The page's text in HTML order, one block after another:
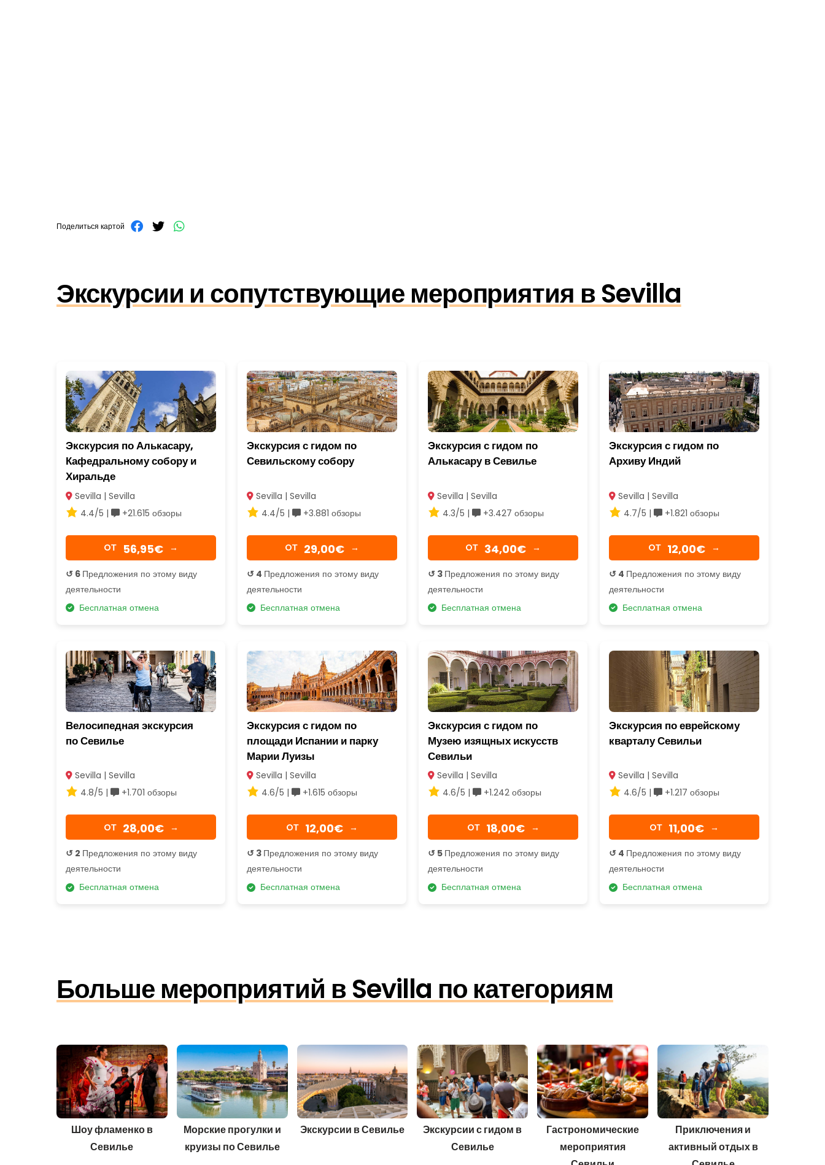
Поделиться картой
Экскурсии и сопутствующие мероприятия в Sevilla
Экскурсия по Алькасару,
Кафедральному собору и
Хиральде
Sevilla | Sevilla
4.4/5 |
+21.615 обзоры
OТ 56,95€ →
↺ 6 Предложения по этому виду
деятельности
Бесплатная отмена
Экскурсия с гидом по
Севильскому собору
Sevilla | Sevilla
4.4/5 |
+3.881 обзоры
OТ 29,00€ →
↺ 4 Предложения по этому виду
деятельности
Бесплатная отмена
Экскурсия с гидом по
Алькасару в Севилье
Sevilla | Sevilla
4.3/5 |
+3.427 обзоры
OТ 34,00€ →
↺ 3 Предложения по этому виду
деятельности
Бесплатная отмена
Экскурсия с гидом по
Архиву Индий
Sevilla | Sevilla
4.7/5 |
+1.821 обзоры
OТ 12,00€ →
↺ 4 Предложения по этому виду
деятельности
Бесплатная отмена
Велосипедная экскурсия
по Севилье
Sevilla | Sevilla
4.8/5 |
+1.701 обзоры
OТ 28,00€ →
↺ 2 Предложения по этому виду
деятельности
Бесплатная отмена
Экскурсия с гидом по
площади Испании и парку
Марии Луизы
Sevilla | Sevilla
4.6/5 |
+1.615 обзоры
OТ 12,00€ →
↺ 3 Предложения по этому виду
деятельности
Бесплатная отмена
Экскурсия с гидом по
Музею изящных искусств
Севильи
Sevilla | Sevilla
4.6/5 |
+1.242 обзоры
OТ 18,00€ →
↺ 5 Предложения по этому виду
деятельности
Бесплатная отмена
Экскурсия по еврейскому
кварталу Севильи
Sevilla | Sevilla
4.6/5 |
+1.217 обзоры
OТ 11,00€ →
↺ 4 Предложения по этому виду
деятельности
Бесплатная отмена
Больше мероприятий в Sevilla по категориям
Шоу фламенко в
Севилье
Морские прогулки и
круизы по Севилье
Экскурсии в Севилье
Экскурсии с гидом в
Севилье
Гастрономические
мероприятия
Приключения и
активный отдых в